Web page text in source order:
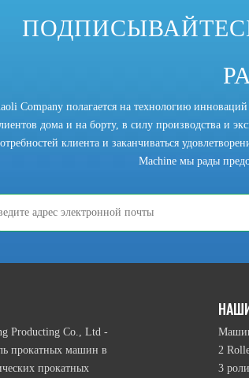
Company полагается на технологию
дома и на борту, в силу производства и
клиента и заканчиваться
Machine мы рады
Producting Co., Ltd -
прокатных машин в
прокатных
2
3